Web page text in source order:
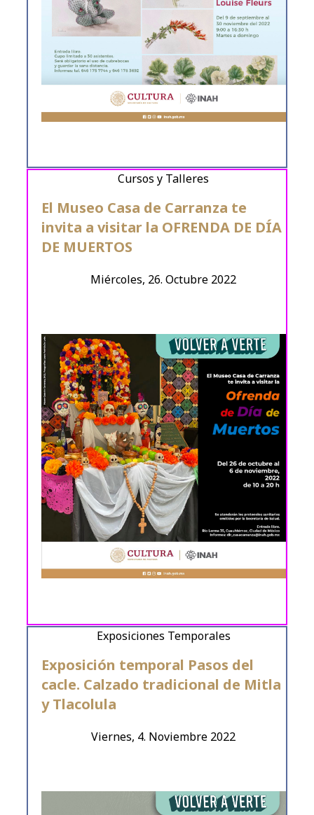
Miércoles, 26. Octubre 2022
El Museo Casa de Carranza te
invita a visitar la OFRENDA DE DÍA
DE MUERTOS
Cursos y Talleres
Viernes, 4. Noviembre 2022
Exposición temporal Pasos del
cacle. Calzado tradicional de Mitla
y Tlacolula
Exposiciones Temporales